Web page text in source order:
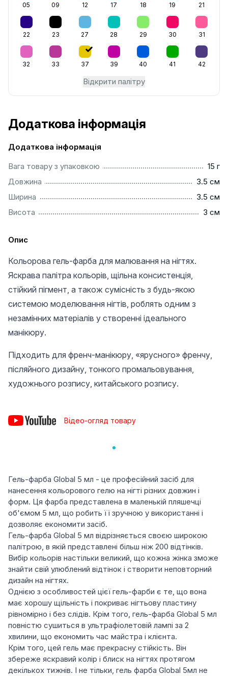
05 09 12 17 18 19 21
22 23 27 28 29 30 31
32 33 37 39 40 41 42
Відкрити палітру
Додаткова інформація
Додаткова інформація
Вага товару з упаковкою
15 г
Довжина
3.5 см
Ширина
3.5 см
Висота
3 см
Опис
Кольорова гель-фарба для малювання на нігтях.
Яскрава палітра кольорів, щільна консистенція,
стійкий пігмент, а також сумісність з будь-якою
системою моделювання нігтів, роблять одним з
незамінних матеріалів у створенні ідеального
манікюру.
Підходить для френч-манікюру, «ярусного» френчу,
післяйного дизайну, тонкого промальовування,
художнього розпису, китайського розпису.
Відео-огляд товару
Гель-фарба Global 5 мл - це професійний засіб для
нанесення кольорового гелю на нігті різних довжин і
форм. Ця фарба представлена в маленькій пляшечці
об'ємом 5 мл, що робить її зручною у використанні і
дозволяє економити засіб.
Гель-фарба Global 5 мл відрізняється своєю широкою
палітрою, в якій представлені більш ніж 200 відтінків.
Вибір кольорів настільки великий, що кожна жінка зможе
знайти свій улюблений відтінок і створити неповторний
дизайн на нігтях.
Однією з особливостей цієї гель-фарби є те, що вона
має хорошу щільність і покриває нігтьову пластину
рівномірно і без слідів. Крім того, гель-фарба Global 5 мл
повністю сушиться в ультрафіолетовій лампі за 2
хвилини, що економить час майстра і клієнта.
Крім того, цей гель має прекрасну стійкість. Він
збереже яскравий колір і блиск на нігтях протягом
декількох тижнів. І не тільки, гель фарба Global 5мл не